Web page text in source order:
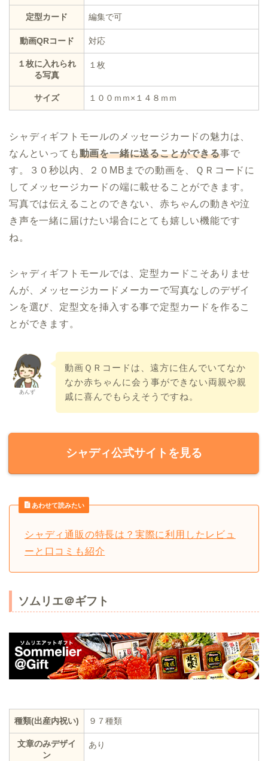
定型カード 編集で可
動画QRコード 対応
１枚に入れられ
る写真
１枚
サイズ １００ｍｍ×１４８ｍｍ
シャディギフトモールのメッセージカードの魅力は、
なんといっても動画を一緒に送ることができる事で
す。３０秒以内、２０MBまでの動画を、ＱＲコードに
してメッセージカードの端に載せることができます。
写真では伝えることのできない、赤ちゃんの動きや泣
き声を一緒に届けたい場合にとても嬉しい機能です
ね。
シャディギフトモールでは、定型カードこそありませ
んが、メッセージカードメーカーで写真なしのデザイ
ンを選び、定型文を挿入する事で定型カードを作るこ
とができます。
あんず
動画ＱＲコードは、遠方に住んでいてなか
なか赤ちゃんに会う事ができない両親や親
戚に喜んでもらえそうですね。
シャディ公式サイトを見る
あわせて読みたい
シャディ通販の特長は？実際に利用したレビュ
ーと口コミも紹介
ソムリエ＠ギフト
種類(出産内祝い) ９７種類
文章のみデザイ
ン
あり